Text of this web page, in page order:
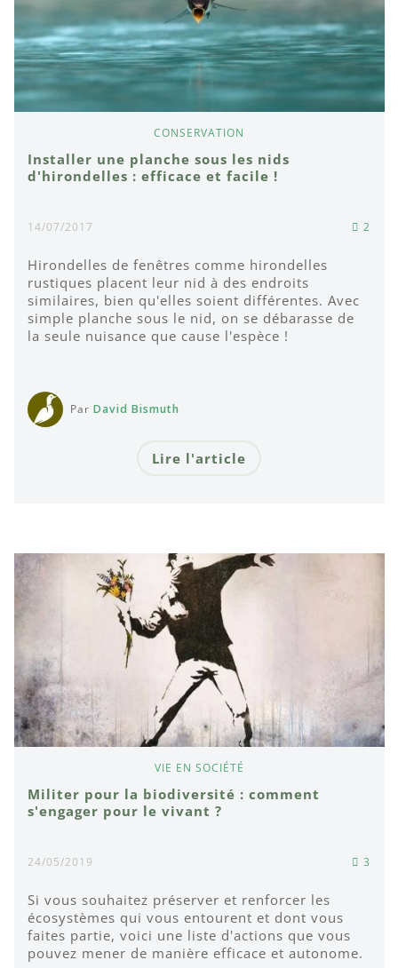
CONSERVATION
Installer une planche sous les nids
d'hirondelles : efficace et facile !
14/07/2017 2
Hirondelles de fenêtres comme hirondelles
rustiques placent leur nid à des endroits
similaires, bien qu'elles soient différentes. Avec
simple planche sous le nid, on se débarasse de
la seule nuisance que cause l'espèce !
Par David Bismuth
Lire l'article
VIE EN SOCIÉTÉ
Militer pour la biodiversité : comment
s'engager pour le vivant ?
24/05/2019 3
Si vous souhaitez préserver et renforcer les
écosystèmes qui vous entourent et dont vous
faites partie, voici une liste d'actions que vous
pouvez mener de manière efficace et autonome.